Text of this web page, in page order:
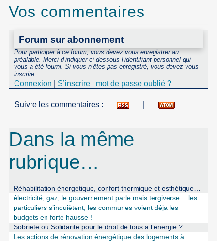
Vos commentaires
Forum sur abonnement
Pour participer à ce forum, vous devez vous enregistrer au
préalable. Merci d’indiquer ci-dessous l’identifiant personnel qui
vous a été fourni. Si vous n’êtes pas enregistré, vous devez vous
inscrire.
Connexion S’inscrire mot de passe oublié ?
Suivre les commentaires :
Dans la même
rubrique…
Réhabilitation énergétique, confort thermique et esthétique…
électricité, gaz, le gouvernement parle mais tergiverse… les
particuliers s’inquiètent, les communes voient déja les
budgets en forte hausse !
Sobriété ou Solidarité pour le droit de tous à l’énergie ?
Les actions de rénovation énergétique des logements à